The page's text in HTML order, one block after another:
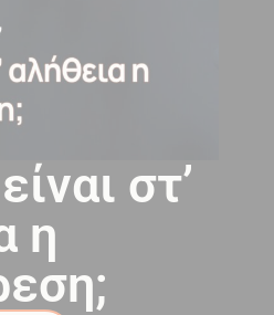
στ’
η